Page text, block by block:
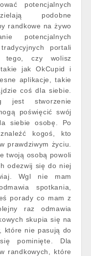
potencjalnych
podobne
randkowe na żywo
potencjalnych
portali
tego, czy wolisz
jak OkCupid i
aplikacje, takie
coś dla siebie.
jest stworzenie
poświęcić swój
siebie osobę. Po
kogoś, kto
prawdziwym życiu.
twoją osobą powoli
odezwij się do niej
Wgl nie mam
spotkania,
porady co mam z
raz odmawia
skupia się na
które nie pasują do
pominięte. Dla
randkowych, które